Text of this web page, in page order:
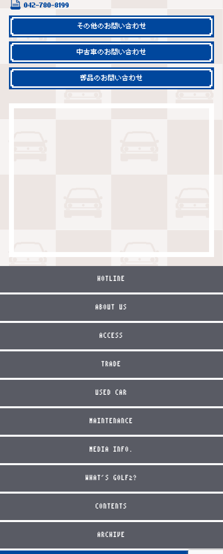
042-780-8199
その他のお問い合わせ
中古車のお問い合わせ
部品のお問い合わせ
HOTLINE
ABOUT US
ACCESS
TRADE
USED CAR
MAINTENANCE
MEDIA INFO.
WHAT'S GOLF2?
CONTENTS
ARCHIVE